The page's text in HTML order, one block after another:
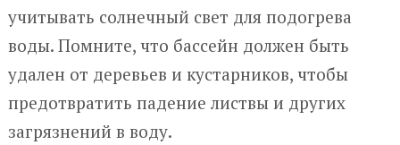
учитывать солнечный свет для подогрева
воды. Помните, что бассейн должен быть
удален от деревьев и кустарников, чтобы
предотвратить падение листвы и других
загрязнений в воду.